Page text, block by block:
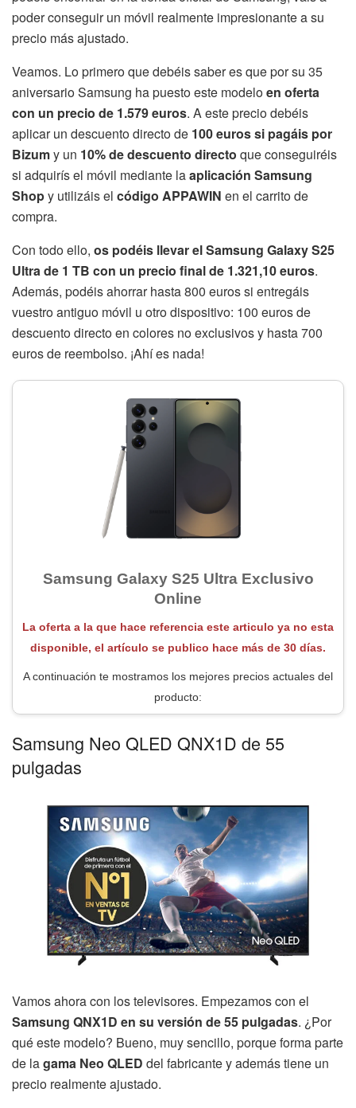
poder conseguir un móvil realmente impresionante a su
precio más ajustado.
Veamos. Lo primero que debéis saber es que por su 35
aniversario Samsung ha puesto este modeloen oferta
con un precio de 1.579 euros. A este precio debéis
aplicar un descuento directo de 100 euros si pagáis por
Bizumy un 10% de descuento directo que conseguiréis
si adquirís el móvil mediante laaplicación Samsung
Shopy utilizáis el código APPAWIN en el carrito de
compra.
Con todo ello, os podéis llevar el Samsung Galaxy S25
Ultra de 1 TB con un precio final de 1.321,10 euros.
Además, podéis ahorrar hasta 800 euros si entregáis
vuestro antiguo móvil u otro dispositivo: 100 euros de
descuento directo en colores no exclusivos y hasta 700
euros de reembolso. ¡Ahí es nada!
Samsung Galaxy S25 Ultra Exclusivo
Online
La oferta a la que hace referencia este articulo ya no esta
disponible, el artículo se publico hace más de 30 días.
A continuación te mostramos los mejores precios actuales del
producto:
Samsung Neo QLED QNX1D de 55
pulgadas
Vamos ahora con los televisores. Empezamos con el
Samsung QNX1D en su versión de 55 pulgadas. ¿Por
qué este modelo? Bueno, muy sencillo, porque forma parte
de lagama Neo QLED del fabricante y además tiene un
precio realmente ajustado.